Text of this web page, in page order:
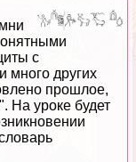
с
много других
прошлое,
На уроке будет